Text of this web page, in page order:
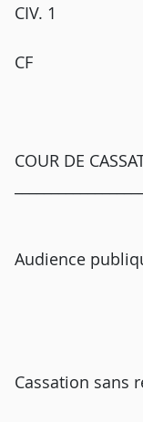
CIV. 1
CF
COUR DE
Audience
Cassation sans